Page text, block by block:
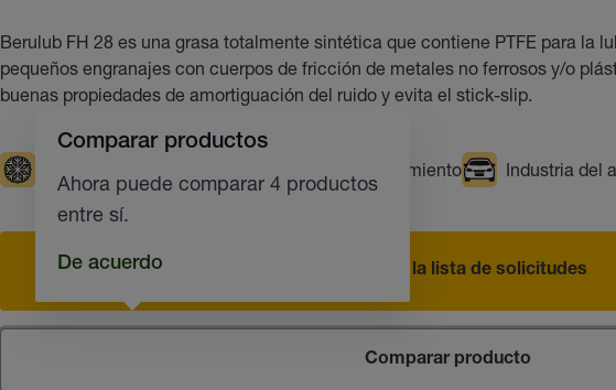
Berulub FH 28 es una grasa totalmente sintética que contiene PTFE para la
pequeños engranajes con cuerpos de fricción de metales no ferrosos y/o
buenas propiedades de amortiguación del ruido y evita el stick-slip.
Cojinetes de deslizamiento Industria del
Añadir a la lista de solicitudes
Comparar producto
Comparar productos
Ahora puede comparar 4 productos
entre sí.
De acuerdo